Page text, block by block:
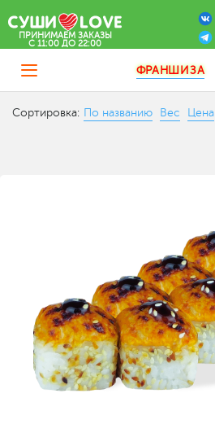
ПРИНИМАЕМ ЗАКАЗЫ
C 11:00 ДО 22:00
ФРАНШИЗА
Сортировка: По названию Вес Цена